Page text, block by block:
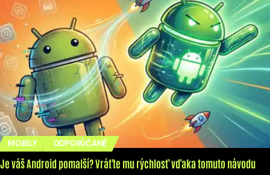
MOBILY ODPORÚČANÉ
Je váš Android pomalší? Vráťte mu rýchlosť vďaka tomuto návodu